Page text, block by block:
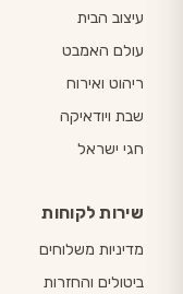
עיצוב הבית
עולם האמבט
ריהוט ואירוח
שבת ויודאיקה
חגי ישראל
שירות לקוחות
מדיניות משלוחים
ביטולים והחזרות